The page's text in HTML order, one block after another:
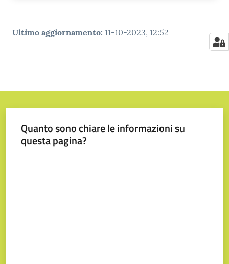
Ultimo aggiornamento: 11-10-2023, 12:52
Quanto sono chiare le informazioni su
questa pagina?